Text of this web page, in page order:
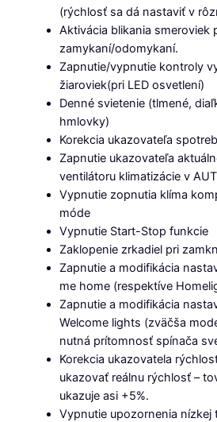
(rýchlosť sa dá nastaviť v
Aktivácia blikania smeroviek
zamykaní/odomykaní.
Zapnutie/vypnutie kontroly
žiaroviek(pri LED osvetlení)
Denné svietenie (tlmené,
hmlovky)
Korekcia ukazovateľa
Zapnutie ukazovateľa
ventilátoru klimatizácie v
Vypnutie zopnutia klíma
móde
Vypnutie Start-Stop funkcie
Zaklopenie zrkadiel pri
Zapnutie a modifikácia
me home (respektíve
Zapnutie a modifikácia
Welcome lights (zväčša
nutná prítomnosť spínača
Korekcia ukazovatela
ukazovať reálnu rýchlosť –
ukazuje asi +5%.
Vypnutie upozornenia nízkej